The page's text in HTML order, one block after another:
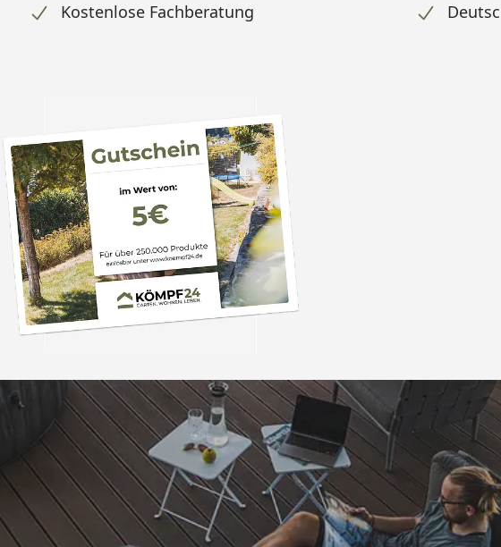
Kostenlose Fachberatung
Trusted Shops
4,81/ 5
25.957 Bewertungen
„- Retouren Bearbeitung wurde
umgehend erledigt“
04.08.2026